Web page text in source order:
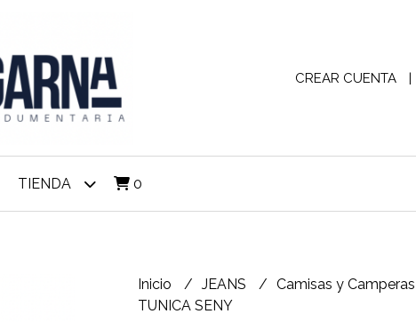
CREAR CUENTA
TIENDA 0
Inicio JEANS
Camisas y Camperas
TUNICA SENY